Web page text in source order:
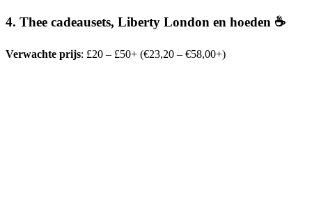
4. Thee cadeausets, Liberty London en hoeden ☕
Verwachte prijs: £20 – £50+ (€23,20 – €58,00+)